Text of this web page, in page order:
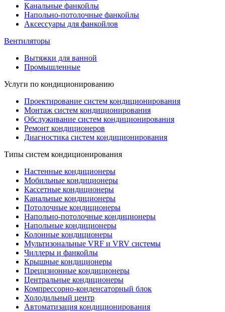
Канальные фанкойлы
Напольно-потолочные фанкойлы
Аксессуары для фанкойлов
Вентиляторы
Вытяжки для ванной
Промышленные
Услуги по кондиционированию
Проектирование систем кондиционирования
Монтаж систем кондиционирования
Обслуживание систем кондиционирования
Ремонт кондиционеров
Диагностика систем кондиционирования
Типы систем кондиционирования
Настенные кондиционеры
Мобильные кондиционеры
Кассетные кондиционеры
Канальные кондиционеры
Потолочные кондиционеры
Напольно-потолочные кондиционеры
Напольные кондиционеры
Колонные кондиционеры
Мультизональные VRF и VRV системы
Чиллеры и фанкойлы
Крышные кондиционеры
Прецизионные кондиционеры
Центральные кондиционеры
Компрессорно-конденсаторный блок
Холодильный центр
Автоматизация кондиционирования